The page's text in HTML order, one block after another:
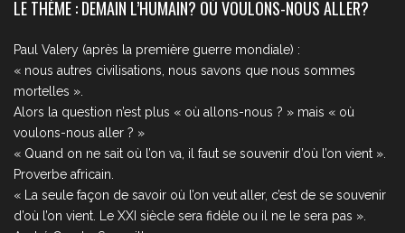
LE THÈME : DEMAIN L’HUMAIN? OÙ VOULONS-NOUS ALLER?
Paul Valery (après la première guerre mondiale) :
« nous autres civilisations, nous savons que nous sommes
mortelles ».
Alors la question n’est plus « où allons-nous ? » mais « où
voulons-nous aller ? »
« Quand on ne sait où l’on va, il faut se souvenir d’où l’on vient ».
Proverbe africain.
« La seule façon de savoir où l’on veut aller, c’est de se souvenir
d’où l’on vient. Le XXI siècle sera fidèle ou il ne le sera pas ».